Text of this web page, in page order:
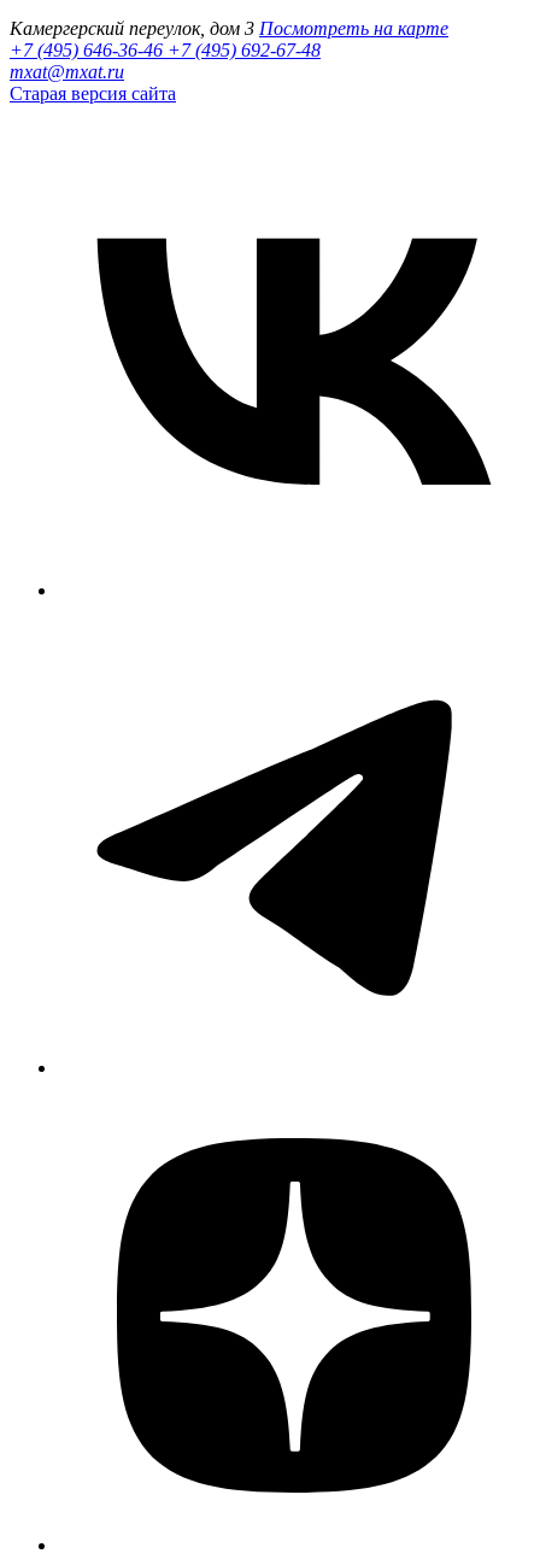
Камергерский переулок, дом 3 Посмотреть на карте
+7 (495) 646-36-46 +7 (495) 692-67-48‬
mxat@mxat.ru
Старая версия сайта